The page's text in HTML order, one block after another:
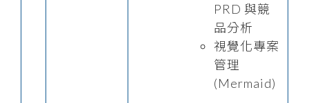
PRD 與競
品分析
視覺化專案
管理
(Mermaid)